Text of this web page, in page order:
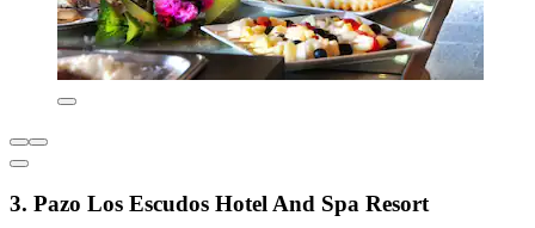
3. Pazo Los Escudos Hotel And Spa Resort